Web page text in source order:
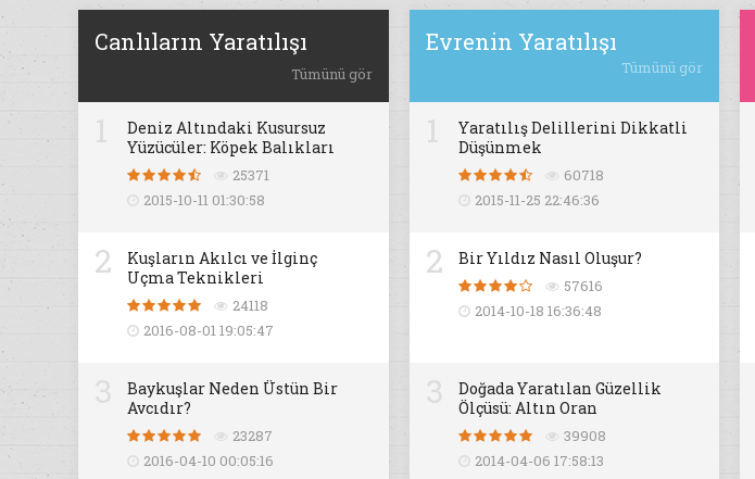
Canlıların Yaratılışı
Tümünü gör
Deniz Altındaki Kusursuz
Yüzücüler: Köpek Balıkları
25371
2015-10-11 01:30:58
2
Kuşların Akılcı ve İlginç
Uçma Teknikleri
24118
2016-08-01 19:05:47
Baykuşlar Neden Üstün Bir
Avcıdır?
23287
2016-04-10 00:05:16
Evrenin Yaratılışı
Tümünü gör
Yaratılış Delillerini Dikkatli
Düşünmek
60718
2015-11-25 22:46:36
2 Bir Yıldız Nasıl Oluşur?
57616
2014-10-18 16:36:48
Doğada Yaratılan Güzellik
Ölçüsü: Altın Oran
39908
2014-04-06 17:58:13